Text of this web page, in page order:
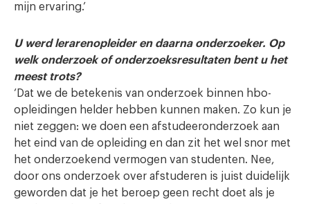
mijn ervaring.’
U werd lerarenopleider en daarna onderzoeker. Op
welk onderzoek of onderzoeksresultaten bent u het
meest trots?
‘Dat we de betekenis van onderzoek binnen hbo-
opleidingen helder hebben kunnen maken. Zo kun je
niet zeggen: we doen een afstudeeronderzoek aan
het eind van de opleiding en dan zit het wel snor met
het onderzoekend vermogen van studenten. Nee,
door ons onderzoek over afstuderen is juist duidelijk
geworden dat je het beroep geen recht doet als je